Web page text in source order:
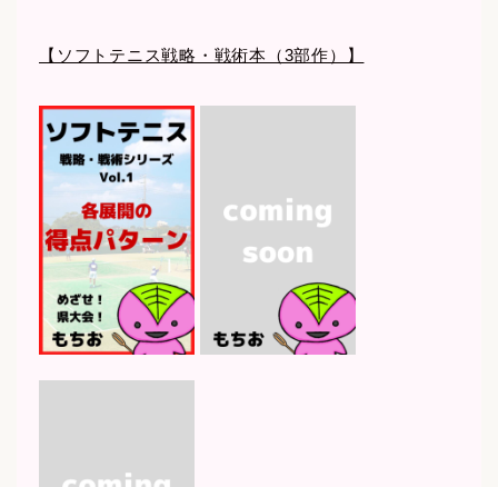
【ソフトテニス戦略・戦術本（3部作）】